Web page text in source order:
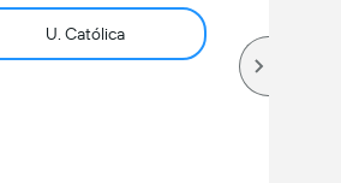
U. Católica